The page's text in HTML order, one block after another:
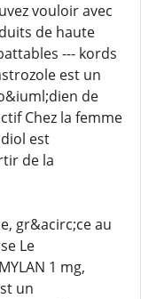
vouloir avec
de haute
--- kords
est un
de
Chez la femme
est
de la
gr&acirc;ce au
Le
1 mg,
un